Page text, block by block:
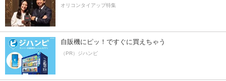
オリコンタイアップ特集
自販機にピッ！ですぐに買えちゃう
（PR）ジハンピ